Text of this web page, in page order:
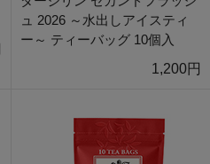
ュ 2026 ～水出しアイスティ
ー～ ティーバッグ 10個入
1,200円